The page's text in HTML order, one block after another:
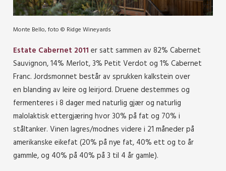
Monte Bello, foto © Ridge Wineyards
Estate Cabernet 2011 er satt sammen av 82% Cabernet
Sauvignon, 14% Merlot, 3% Petit Verdot og 1% Cabernet
Franc. Jordsmonnet består av sprukken kalkstein over
en blanding av leire og leirjord. Druene destemmes og
fermenteres i 8 dager med naturlig gjær og naturlig
malolaktisk ettergjæring hvor 30% på fat og 70% i
ståltanker. Vinen lagres/modnes videre i 21 måneder på
amerikanske eikefat (20% på nye fat, 40% ett og to år
gammle, og 40% på 40% på 3 til 4 år gamle).